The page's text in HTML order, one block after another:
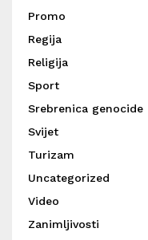
Promo
Regija
Religija
Sport
Srebrenica genocide
Svijet
Turizam
Uncategorized
Video
Zanimljivosti